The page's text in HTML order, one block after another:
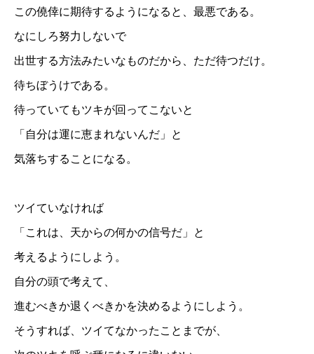
この僥倖に期待するようになると、最悪である。
なにしろ努力しないで
出世する方法みたいなものだから、ただ待つだけ。
待ちぼうけである。
待っていてもツキが回ってこないと
「自分は運に恵まれないんだ」と
気落ちすることになる。
ツイていなければ
「これは、天からの何かの信号だ」と
考えるようにしよう。
自分の頭で考えて、
進むべきか退くべきかを決めるようにしよう。
そうすれば、ツイてなかったことまでが、